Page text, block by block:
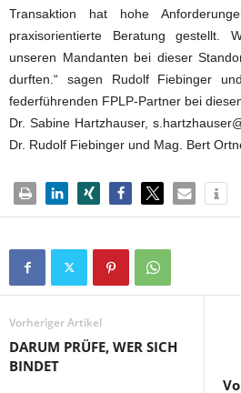
Transaktion hat hohe
praxisorientierte Beratung
unseren Mandanten bei dieser
durften.“ sagen Rudolf Fiebinger
federführenden FPLP-Partner bei
Dr. Sabine Hartzhauser,
Dr. Rudolf Fiebinger und Mag. Bert
Vorheriger Artikel
DARUM PRÜFE, WER SICH
BINDET